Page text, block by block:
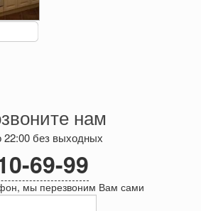
нам
без выходных
69-99
мы перезвоним Вам сами